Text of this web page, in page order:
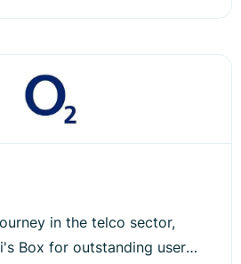
in the telco sector,
Box for outstanding user